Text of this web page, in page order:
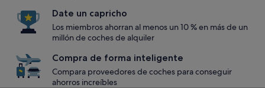
Date un capricho
Los miembros ahorran al menos un 10 % en más de un
millón de coches de alquiler
Compra de forma inteligente
Compara proveedores de coches para conseguir
ahorros increíbles